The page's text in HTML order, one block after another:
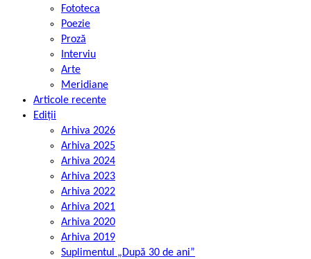
Fototeca
Poezie
Proză
Interviu
Arte
Meridiane
Articole recente
Ediții
Arhiva 2026
Arhiva 2025
Arhiva 2024
Arhiva 2023
Arhiva 2022
Arhiva 2021
Arhiva 2020
Arhiva 2019
Suplimentul „După 30 de ani”